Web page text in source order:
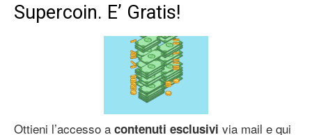
Supercoin. E’ Gratis!
Ottieni l’accesso a contenuti esclusivi via mail e qui